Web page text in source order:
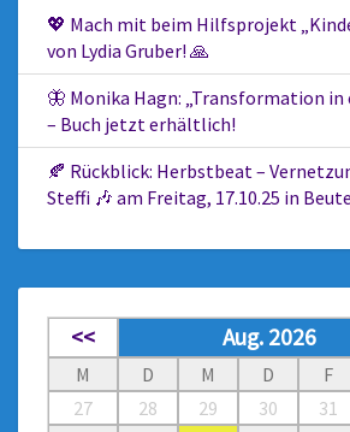
💖 Mach mit beim Hilfsprojekt
von Lydia Gruber! 🙏
🦋 Monika Hagn: „Transformation in
– Buch jetzt erhältlich!
🍂 Rückblick: Herbstbeat –
Steffi 🎶 am Freitag, 17.10.25 in
<< Aug. 2026
M D M D F
27
28 29 30 31